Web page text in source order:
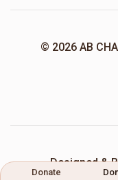
© 2026 AB
Designed &
Donate